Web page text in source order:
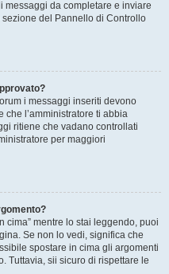
messaggi da completare e inviare
del Pannello di Controllo
i messaggi inseriti devono
che l’amministratore ti abbia
ritiene che vadano controllati
per maggiori
cima” mentre lo stai leggendo, puoi
Se non lo vedi, significa che
spostare in cima gli argomenti
Tuttavia, sii sicuro di rispettare le